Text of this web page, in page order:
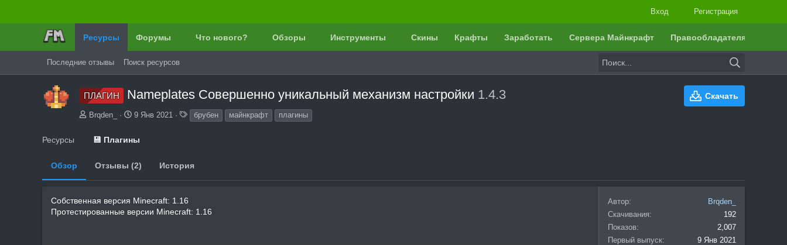
Вход Регистрация
Ресурсы Форумы Что нового? Обзоры Инструменты Скины Крафты Заработать Сервера Майнкрафт Правообладателям
Последние отзывы Поиск ресурсов
ПЛАГИН Nameplates Совершенно уникальный механизм настройки 1.4.3 Скачать
А
Brqden_
Д
а
о
а
и
9 Янв 2021
е
брубен майнкрафт плагины
Ресурсы 💾 Плагины
Обзор Отзывы (2) История
Собственная версия Minecraft: 1.16
Протестированные версии Minecraft: 1.16
Автор
Brqden_
Скачивания
192
Показов
2,007
Первый выпуск
9 Янв 2021